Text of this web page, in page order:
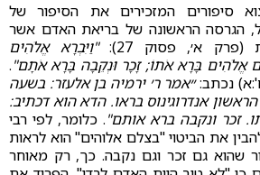
סיפורים המזכירים את הסיפור של
הגרסה הראשונה של בריאת האדם אשר
א׳, פסוק 27):
"וַיִּבְרָא אֱלֹהִים
אֱלֹהִים בָּרָא אֹתוֹ; זָכָר וּנְקֵבָה בָּרָא אֹתָם".
נכתב:״אמר ר׳ ירמיה בן אלעזר: בשעה
אנדרוגינוס בראו. הדא הוא דכתיב:
זכר ונקבה ברא אותם". כלומר, לפי רבי
את הביטוי "בצלם אלוהים" הוא לראות
שהוא גם זכר וגם נקבה. כך, רק מאוחר